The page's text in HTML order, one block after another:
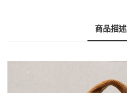
商品描述